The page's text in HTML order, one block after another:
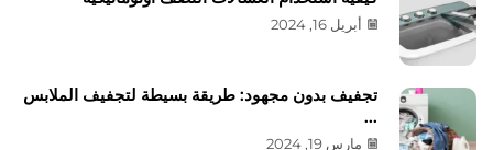
أبريل 16, 2024
تجفيف بدون مجهود: طريقة بسيطة لتجفيف الملابس
...
مارس 19, 2024